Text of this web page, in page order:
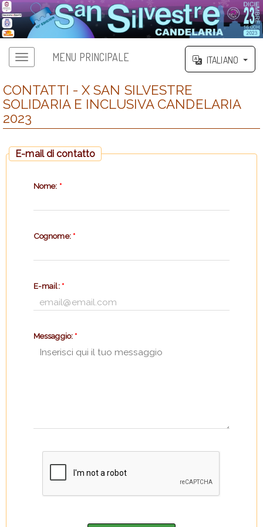
MENU PRINCIPALE ITALIANO
CONTATTI - X SAN SILVESTRE
SOLIDARIA E INCLUSIVA CANDELARIA
2023
E-mail di contatto
Nome: *
Cognome: *
E-mail: *
Messaggio: *